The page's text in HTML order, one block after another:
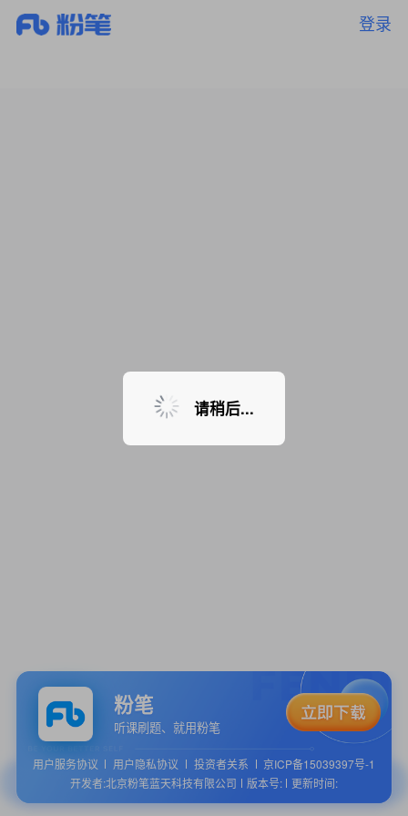
登录
暂无课程，敬请期待
粉笔
听课刷题、就用粉笔
用户服务协议 用户隐私协议 投资者关系
京ICP备15039397号-1
开发者:北京粉笔蓝天科技有限公司
版本号: 更新时间:
请稍后...